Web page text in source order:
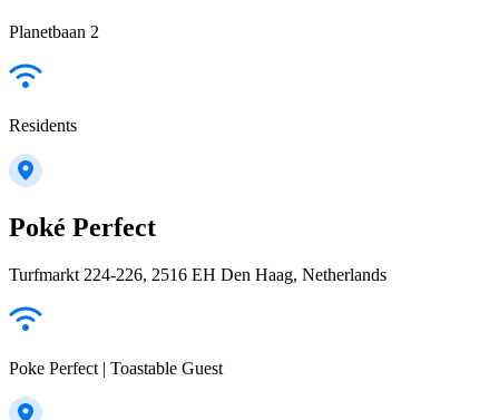
Planetbaan 2
Residents
Poké Perfect
Turfmarkt 224-226, 2516 EH Den Haag, Netherlands
Poke Perfect | Toastable Guest